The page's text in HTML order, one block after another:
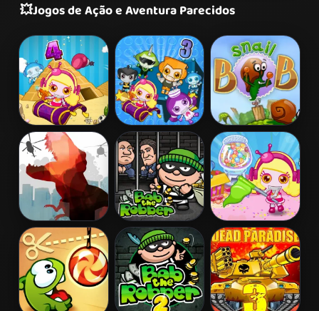
💥Jogos de Ação e Aventura Parecidos
Bomb It 4 Bomb It 3 Snail Bob 2
L. A. Rex Bob The
Robber
Bomb It 5